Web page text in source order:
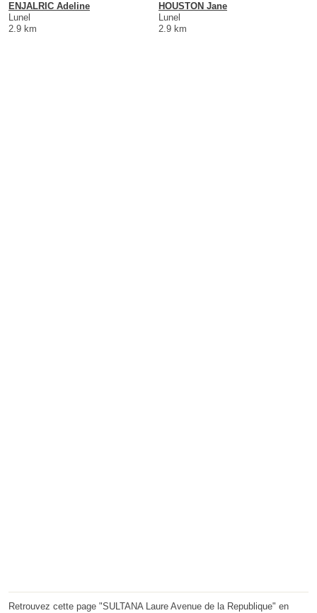
ENJALRIC Adeline
Lunel
2.9 km
HOUSTON Jane
Lunel
2.9 km
Retrouvez cette page "SULTANA Laure Avenue de la Republique" en